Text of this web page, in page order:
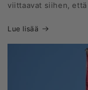
viittaavat siihen,
Lue lisää